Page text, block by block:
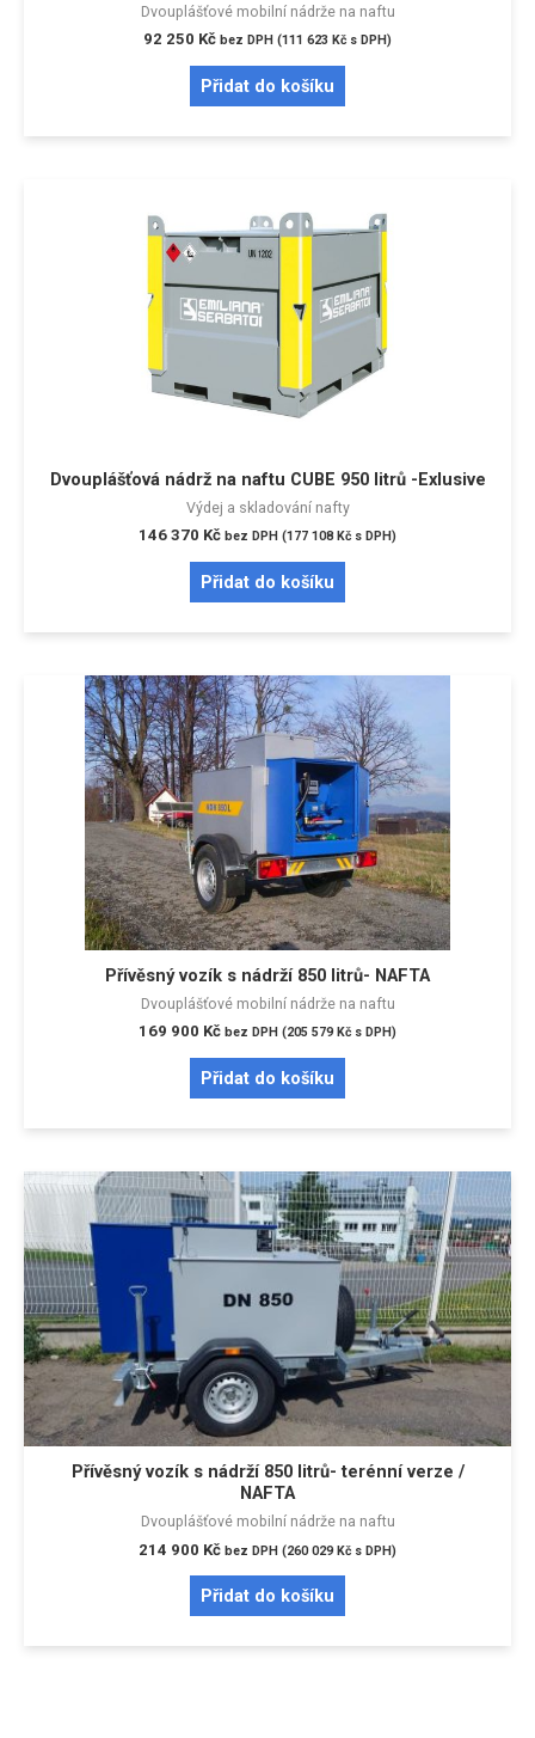
Dvouplášťové mobilní nádrže na naftu
92 250 Kč bez DPH (111 623 Kč s DPH)
Přidat do košíku
Dvouplášťová nádrž na naftu CUBE 950 litrů -Exlusive
Výdej a skladování nafty
146 370 Kč bez DPH (177 108 Kč s DPH)
Přidat do košíku
Přívěsný vozík s nádrží 850 litrů- NAFTA
Dvouplášťové mobilní nádrže na naftu
169 900 Kč bez DPH (205 579 Kč s DPH)
Přidat do košíku
Přívěsný vozík s nádrží 850 litrů- terénní verze /
NAFTA
Dvouplášťové mobilní nádrže na naftu
214 900 Kč bez DPH (260 029Kč s DPH)
Přidat do košíku